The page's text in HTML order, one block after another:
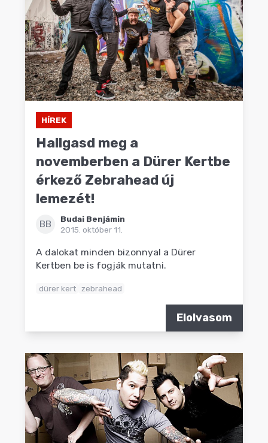
HÍREK
Hallgasd meg a
novemberben a Dürer Kertbe
érkező Zebrahead új
lemezét!
BB
Budai Benjámin
2015. október 11.
A dalokat minden bizonnyal a Dürer
Kertben be is fogják mutatni.
dürer kert zebrahead
Elolvasom